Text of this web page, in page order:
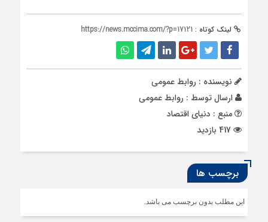
لینک کوتاه : https://news.mccima.com/?p=17121
نویسنده : روابط عمومی
ارسال توسط : روابط عمومی
منبع : دنیای اقتصاد
برچسب ها
این مطلب بدون برچسب می باشد.